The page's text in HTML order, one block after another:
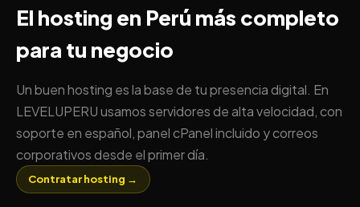
El hosting en Perú más completo
para tu negocio
Un buen hosting es la base de tu presencia digital. En
LEVELUPERU usamos servidores de alta velocidad, con
soporte en español, panel cPanel incluido y correos
corporativos desde el primer día.
Contratar hosting →